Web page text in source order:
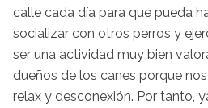
calle cada día para que pueda
socializar con otros perros y
ser una actividad muy bien
dueños de los canes porque
relax y desconexión. Por tanto,